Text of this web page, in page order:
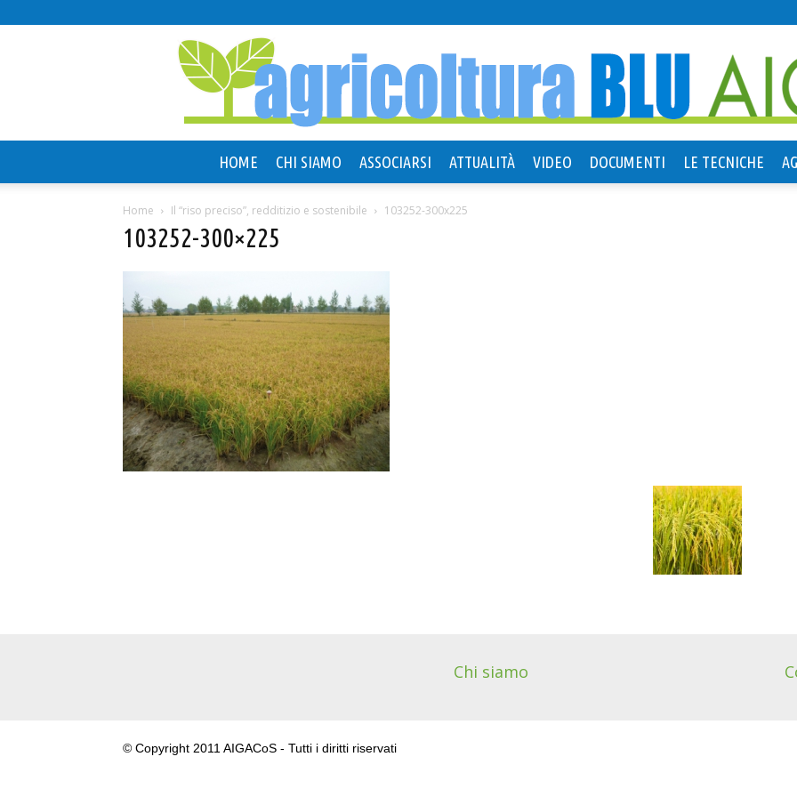
HOME CHI SIAMO ASSOCIARSI ATTUALITÀ VIDEO DOCUMENTI LE TECNICHE
Home Il “riso preciso”, redditizio e sostenibile 103252-300x225
103252-300×225
Chi siamo
© Copyright 2011 AIGACoS - Tutti i diritti riservati